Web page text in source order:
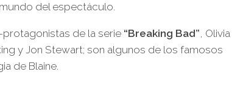
del espectáculo.
protagonistas de la serie “Breaking Bad”, Olivia
y Jon Stewart; son algunos de los famosos
de Blaine.